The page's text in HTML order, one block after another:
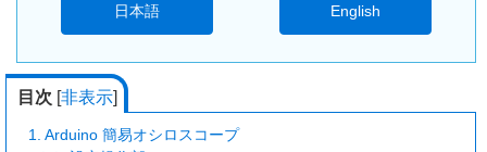
日本語 English
目次 [非表示]
1.
Arduino 簡易オシロスコープ